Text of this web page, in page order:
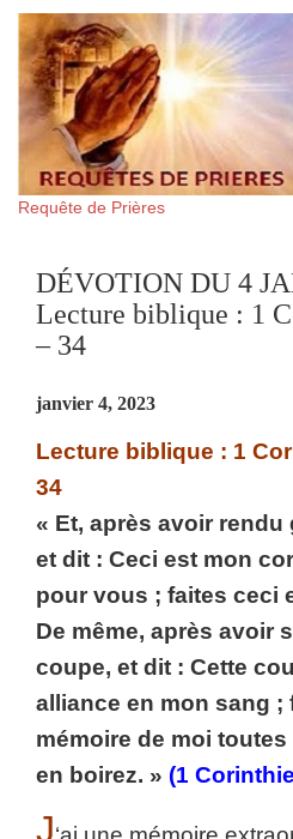
Requête de Prières
DÉVOTION DU 4
Lecture biblique : 1
– 34
janvier 4, 2023
Lecture biblique : 1
34
« Et, après avoir rendu
et dit : Ceci est mon
pour vous ; faites ceci
De même, après avoir
coupe, et dit : Cette
alliance en mon sang ;
mémoire de moi
en boirez. » (1
J